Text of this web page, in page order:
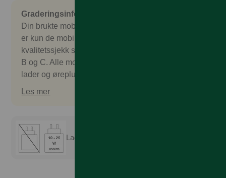
Graderingsinformasjon
Din brukte mobil er nøye sjekket og kontrollert. Det
er kun de mobilene som består en omfattende
kvalitetssjekk som godkjennes. Vi selger gradering
B og C. Alle mobilene kommer uten salgspakke,
lader og øreplugger. Tilbehør kan kjøpes separat.
Les mer
Lader er ikke inkludert